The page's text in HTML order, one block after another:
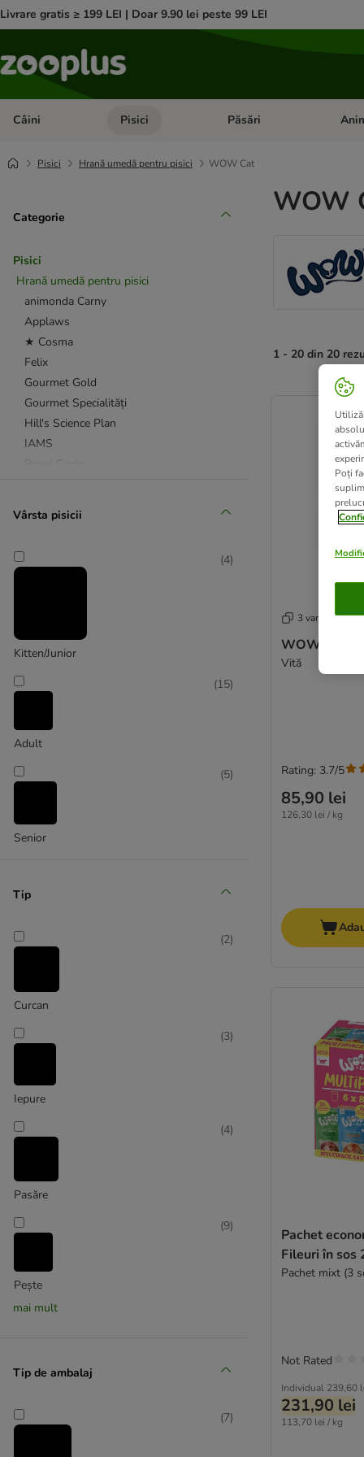
Livrare gratis ≥ 199 LEI | Doar 9.90 lei peste 99 LEI
Câini Deschideți meniul cu categorii: Câini
Pisici Deschideți meniul cu
Păsări
Pisici Hrană umedă pentru pisici WOW Cat
Categorie
Pisici
Hrană umedă pentru pisici
animonda Carny
Applaws
★ Cosma
Felix
Gourmet Gold
Gourmet Specialități
Hill's Science Plan
IAMS
★ Smilla
★ Concept for Life Veterinary Diet
Kattovit Dietă specială
Purina Veterinary Diets
Royal Canin Feline Veterinary & Expert
Hrană fără cereale
Conserve pentru pisici
Best Nature
Butcher's
Carnilove
★ Catessy
catz finefood
★ Concept for Life
Crave
Dogs'n Tiger
Dolina Noteci
★ Feringa
GimCat
Vârsta pisicii
Kitten/Junior
(4)
Adult
(15)
Senior
(5)
Tip
Curcan
(2)
Iepure
(3)
Pasăre
(4)
Pește
(9)
mai mult
Tip de ambalaj
(7)
WOW
1 - 20 din 20
product items
3 variante
WOW Cat în
Vită
85,90 lei
126,30 lei / kg
Rating: 3.7/5
Pachet
Fileuri în sos
Pachet mixt (3
Individual 239,60
231,90 lei
113,70 lei / kg
Not Rated
Poți